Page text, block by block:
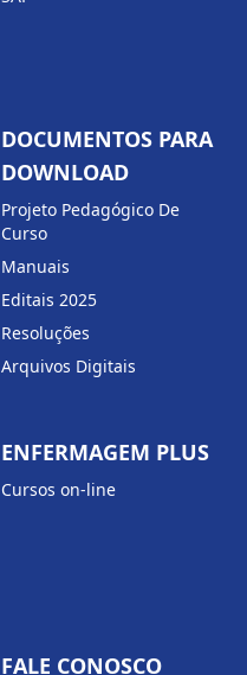
DOCUMENTOS PARA
DOWNLOAD
Projeto Pedagógico De
Curso
Manuais
Editais 2025
Resoluções
Arquivos Digitais
ENFERMAGEM PLUS
Cursos on-line
FALE CONOSCO